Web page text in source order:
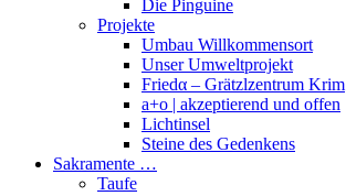
Die Pinguine
Projekte
Umbau Willkommensort
Unser Umweltprojekt
Friedα – Grätzlzentrum Krim
a+o | akzeptierend und offen
Lichtinsel
Steine des Gedenkens
Sakramente …
Taufe